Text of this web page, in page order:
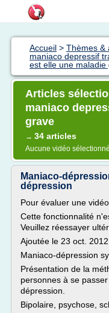
Accueil > Thèmes &
maniaco depressif
est elle une maladie
Articles
maniaco
grave
→ 34 articles
Aucune vidéo
Maniaco-
dépression
Pour évaluer une
Cette fonctionnalité
Veuillez réessayer
Ajoutée le 23 oct. 2012
Maniaco-dépression
Présentation de la
personnes à se
dépression.
Bipolaire, psychose,